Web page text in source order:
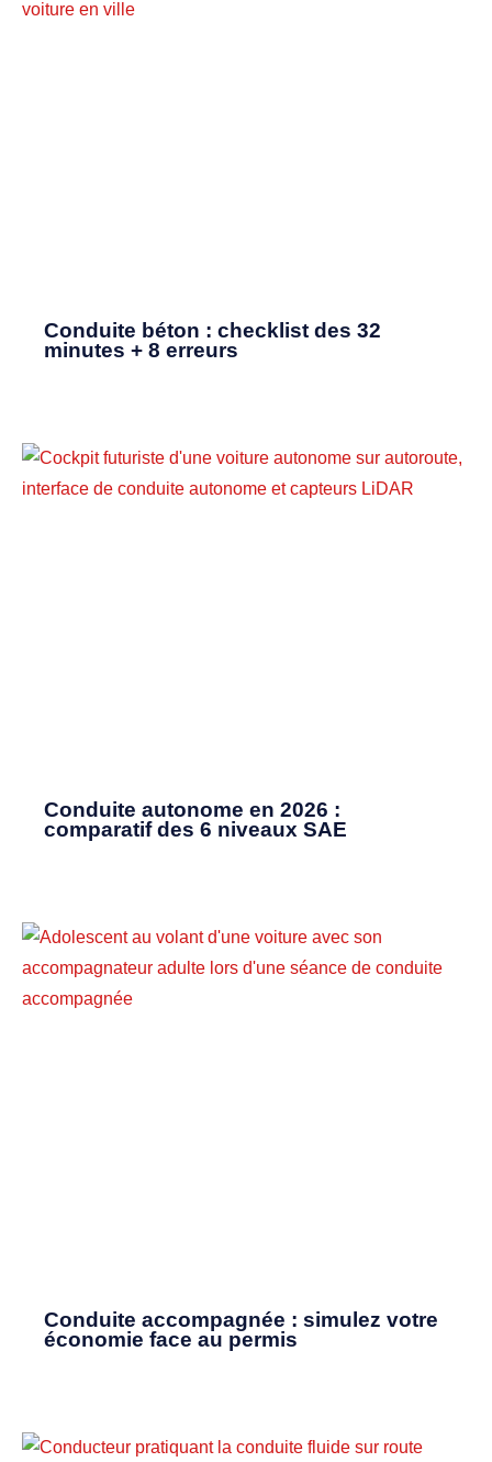
Conduite béton : checklist des 32
minutes + 8 erreurs
Conduite autonome en 2026 :
comparatif des 6 niveaux SAE
Conduite accompagnée : simulez votre
économie face au permis